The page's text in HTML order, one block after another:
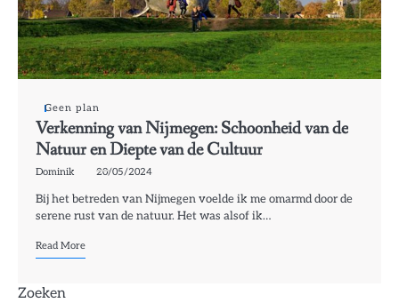
Geen plan
Verkenning van Nijmegen: Schoonheid van de
Natuur en Diepte van de Cultuur
Dominik 20/05/2024
Bij het betreden van Nijmegen voelde ik me omarmd door de
serene rust van de natuur. Het was alsof ik…
Read More
Zoeken